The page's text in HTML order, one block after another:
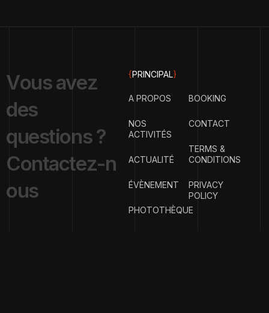
Vousavez
des
questions?
Contactez-n
ous
{PRINCIPAL}
A PROPOS
NOS
ACTIVITÉS
ACTUALITÉ
ÉVÈNEMENT
PHOTOTHÈQUE
BOOKING
CONTACT
TERMS &
CONDITIONS
PRIVACY
POLICY